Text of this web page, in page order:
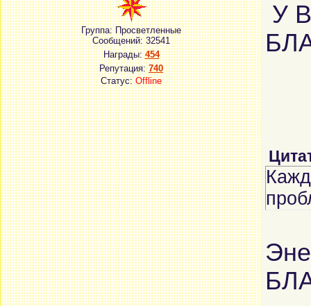
Группа: Просветленные
Сообщений:32541
Награды:454
Репутация:740
Статус:Offline
У